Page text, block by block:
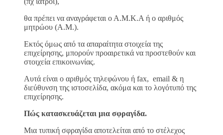
θα πρέπει να αναγράφεται ο Α.Μ.Κ.Α ή ο αριθμός
μητρώου (Α.Μ.).
Εκτός όμως από τα απαραίτητα στοιχεία της
επιχείρησης, μπορούν προαιρετικά να προστεθούν και
στοιχεία επικοινωνίας.
Αυτά είναι ο αριθμός τηλεφώνου ή fax, email & η
διεύθυνση της ιστοσελίδα, ακόμα και το λογότυπό της
επιχείρησης.
Πώς κατασκευάζεται μια σφραγίδα.
Μια τυπική σφραγίδα αποτελείται από το στέλεχος